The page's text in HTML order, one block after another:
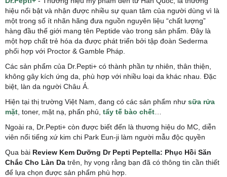
hiệu nổi bật và nhận được nhiều sự quan tâm của người dùng vì là
một trong số ít nhãn hãng đưa nguồn nguyên liệu “chất lượng”
hàng đầu thế giới mang tên Peptide vào trong sản phẩm. Đây là
một hợp chất trẻ hóa da được phát triển bởi tập đoàn Sederma
phối hợp với Proctor & Gamble Pháp.
Các sản phẩm của Dr.Pepti+ có thành phần tự nhiên, thân thiện,
không gây kích ứng da, phù hợp với nhiều loại da khác nhau. Đặc
biệt, làn da người Châu Á.
Hiện tại thị trường Việt Nam, đang có các sản phẩm như sữa rửa
mặt , toner, mặt nạ, phấn phủ, tẩy tế bào chết
Ngoài ra, Dr.Pepti+ còn được biết đến là thương hiệu do MC, diễn
viên nổi tiếng xứ kim chi Park Eun-ji làm người mẫu độc quyền
Qua bài Review Kem Dưỡng Dr Pepti Peptella: Phục Hồi Săn
Chắc Cho Làn Da trên, hy vọng rằng bạn đã có thông tin cần thiết
để lựa chọn được sản phẩm phù hợp.